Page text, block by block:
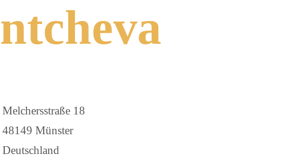
Melchersstraße 18
48149 Münster
Deutschland